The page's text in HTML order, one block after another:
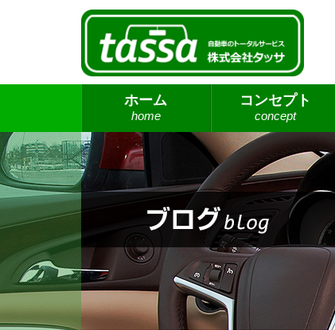
ホーム
home
コンセプト
concept